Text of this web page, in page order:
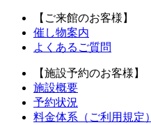
【ご来館のお客様】
催し物案内
よくあるご質問
【施設予約のお客様】
施設概要
予約状況
料金体系 （ご利用規定）